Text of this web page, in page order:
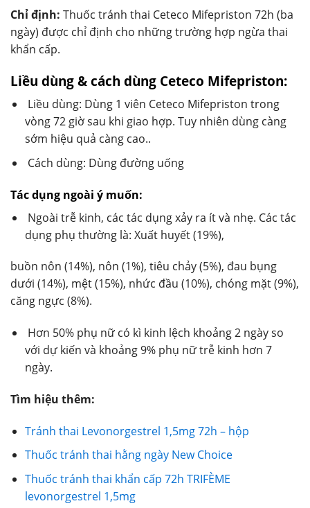
Chỉ định: Thuốc tránh thai Ceteco Mifepriston 72h (ba
ngày) được chỉ định cho những trường hợp ngừa thai
khẩn cấp.
Liều dùng & cách dùng Ceteco Mifepriston:
Liều dùng: Dùng 1 viên Ceteco Mifepriston trong
vòng 72 giờ sau khi giao hợp. Tuy nhiên dùng càng
sớm hiệu quả càng cao..
Cách dùng: Dùng đường uống
Tác dụng ngoài ý muốn:
Ngoài trễ kinh, các tác dụng xảy ra ít và nhẹ. Các tác
dụng phụ thường là: Xuất huyết (19%),
buồn nôn (14%), nôn (1%), tiêu chảy (5%), đau bụng
dưới (14%), mệt (15%), nhức đầu (10%), chóng mặt (9%),
căng ngực (8%).
Hơn 50% phụ nữ có kì kinh lệch khoảng 2 ngày so
với dự kiến và khoảng 9% phụ nữ trễ kinh hơn 7
ngày.
Tìm hiệu thêm:
Tránh thai Levonorgestrel 1,5mg 72h – hộp
Thuốc tránh thai hằng ngày New Choice
Thuốc tránh thai khẩn cấp 72h TRIFÈME
levonorgestrel 1,5mg